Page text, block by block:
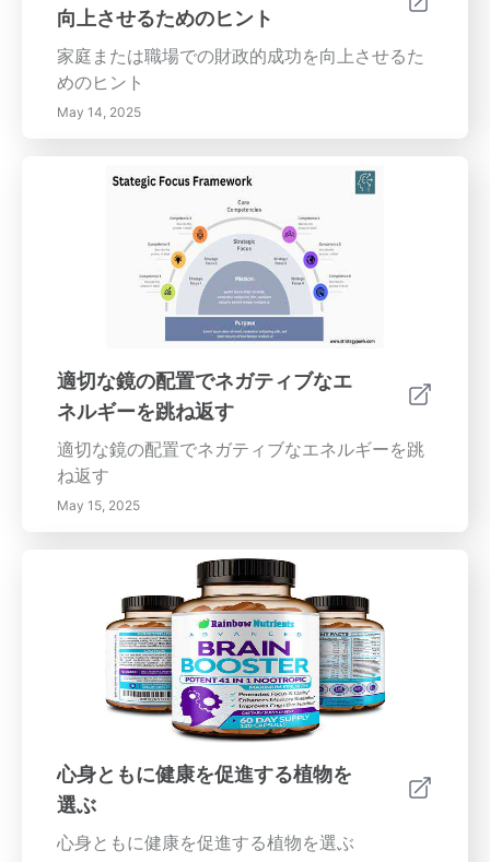
向上させるためのヒント
家庭または職場での財政的成功を向上させるた
めのヒント
May 14, 2025
適切な鏡の配置でネガティブなエ
ネルギーを跳ね返す
適切な鏡の配置でネガティブなエネルギーを跳
ね返す
May 15, 2025
心身ともに健康を促進する植物を
選ぶ
心身ともに健康を促進する植物を選ぶ